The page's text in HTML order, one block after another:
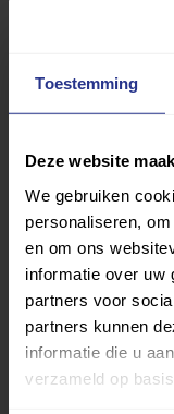
Toestemming
Deze website
We gebruiken
personaliseren,
en om ons
informatie over uw
partners voor
partners kunnen
informatie die u
verzameld op
vind je
die bij je past.
Verder lezen